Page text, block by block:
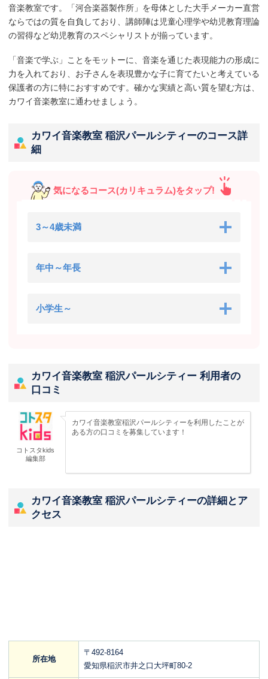
音楽教室です。「河合楽器製作所」を母体とした大手メーカー直営
ならではの質を自負しており、講師陣は児童心理学や幼児教育理論
の習得など幼児教育のスペシャリストが揃っています。
「音楽で学ぶ」ことをモットーに、音楽を通じた表現能力の形成に
力を入れており、お子さんを表現豊かな子に育てたいと考えている
保護者の方に特におすすめです。確かな実績と高い質を望む方は、
カワイ音楽教室に通わせましょう。
カワイ音楽教室 稲沢パールシティーのコース詳
細
気になるコース(カリキュラム)をタップ!
3～4歳未満
年中～年長
小学生～
カワイ音楽教室 稲沢パールシティー 利用者の
口コミ
コトスタkids
編集部
カワイ音楽教室稲沢パールシティーを利用したことが
ある方の口コミを募集しています！
カワイ音楽教室 稲沢パールシティーの詳細とア
クセス
所在地
〒492-8164
愛知県稲沢市井之口大坪町80-2